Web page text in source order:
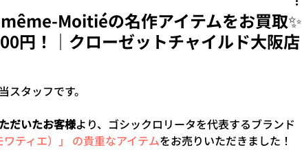
Moitiéの名作アイテムをお買取✨
円！｜クローゼットチャイルド大阪店
タッフです。
だいたお客様より、ゴシックロリータを代表するブランド
ティエ）」 の貴重なアイテムをお売りいただきました！